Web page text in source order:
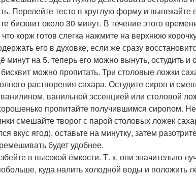
Перелейте тесто в круглую форму и выпекайте
бисквит около 30 минут. В течение этого
корж готов слегка нажмите на верхнюю
его в духовке, если же сразу
минут на 5. теперь его можно вынуть, остудить и
можно пропитать. Три столовые ложки
растворения сахара. Остудите сироп и
ванильной эссенцией или столовой
пропитайте получившимся сиропом. Не
смешайте творог с парой столовых ложек
вкус ягод), оставьте на минутку, затем
будет удобнее.
в высокой ёмкости. Т. к. они значительно
куда налить холодной воды и положить